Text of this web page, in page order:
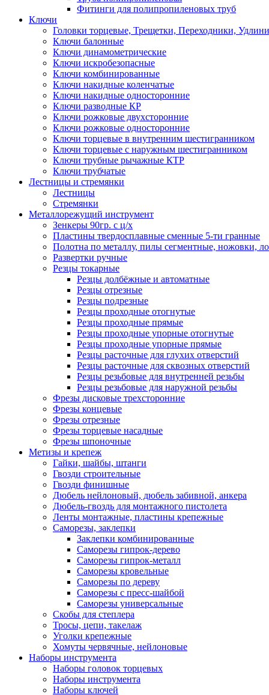
Фитинги для полипропиленовых труб
Ключи
Головки торцевые, Трещетки, Переходники,
Ключи балонные
Ключи динамометрические
Ключи искробезопасные
Ключи комбинированные
Ключи накидные коленчатые
Ключи накидные односторонние
Ключи разводные КР
Ключи рожковые двухсторонние
Ключи рожковые односторонние
Ключи торцевые в внутренним шестигранником
Ключи торцевые с наружным шестигранником
Ключи трубные рычажные КТР
Ключи трубчатые
Лестницы и стремянки
Лестницы
Стремянки
Металлорежущий инструмент
Зенкеры 90гр. с ц/х
Пластины твердосплавные сменные 5-ти гранные
Полотна по металлу, пилы сегментные, ножовки,
Развертки ручные
Резцы токарные
Резцы долбёжные и автоматные
Резцы отрезные
Резцы подрезные
Резцы проходные отогнутые
Резцы проходные прямые
Резцы проходные упорные отогнутые
Резцы проходные упорные прямые
Резцы расточные для глухих отверстий
Резцы расточные для сквозных отверстий
Резцы резьбовые для внутренней резьбы
Резцы резьбовые для наружной резьбы
Фрезы дисковые трехсторонние
Фрезы концевые
Фрезы отрезные
Фрезы торцевые насадные
Фрезы шпоночные
Метизы и крепеж
Гайки, шайбы, штанги
Гвозди строительные
Гвозди финишные
Дюбель нейлоновый, дюбель забивной, анкера
Дюбель-гвоздь для монтажного пистолета
Ленты монтажные, пластины крепежные
Саморезы, заклепки
Заклепки комбинированные
Саморезы гипрок-дерево
Саморезы гипрок-металл
Саморезы кровельные
Саморезы по дереву
Саморезы с пресс-шайбой
Саморезы универсальные
Скобы для степлера
Тросы, цепи, такелаж
Уголки крепежные
Хомуты червячные, нейлоновые
Наборы инструмента
Наборы головок торцевых
Наборы инструмента
Наборы ключей